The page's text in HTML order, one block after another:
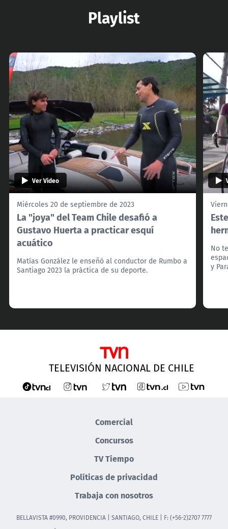
Playlist
Ver Video
Miércoles 20 de septiembre de 2023
La "joya" del Team Chile desafió a
Gustavo Huerta a practicar esquí
acuático
Matías González le enseñó al conductor de Rumbo a
Santiago 2023 la práctica de su deporte.
No
y
TELEVISIÓN NACIONAL DE CHILE
Comercial
Concursos
TV Tiempo
Políticas de privacidad
Trabaja con nosotros
BELLAVISTA #0990, PROVIDENCIA | SANTIAGO, CHILE | F: (+56-2)2707 7777